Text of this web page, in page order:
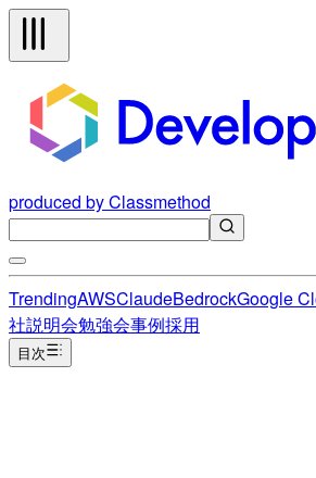
produced by Classmethod
TrendingAWSClaudeBedrockGoogle
社説明会勉強会事例採用
目次